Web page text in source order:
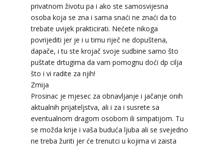
privatnom životu pa i ako ste samosvijesna
osoba koja se zna i sama snaći ne znaći da to
trebate uvijek prakticirati. Nećete nikoga
povrijediti jer je i u timu riječ ne dopuštena,
dapače, i tu ste krojač svoje sudbine samo što
puštate drtugima da vam pomognu doći dp cilja
što i vi radite za njih!
Zmija
Prosinac je mjesec za obnavljanje i jačanje onih
aktualnih prijateljstva, ali i za i susrete sa
eventualnom dragom osobom ili simpatijom. Tu
se možda krije i vaša buduća ljuba ali se svejedno
ne treba žuriti jer će trenutci u kojima vi zaista
DINA / Kod 38
Tarot savjetnik je zauzet
TEHNIKE:numerologija, tarot, sudbinske karte